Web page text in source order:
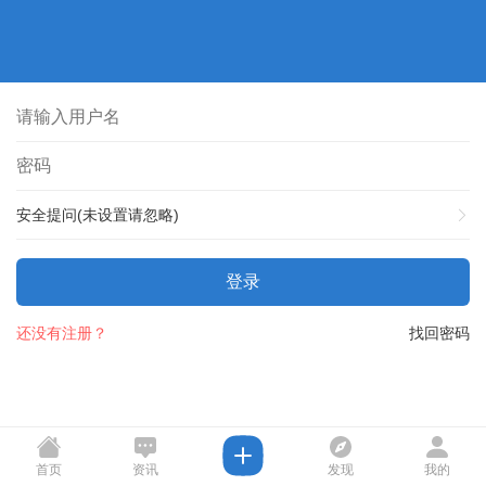
安全提问(未设置请忽略)
登录
找回密码
还没有注册？
首页 资讯 发现 我的